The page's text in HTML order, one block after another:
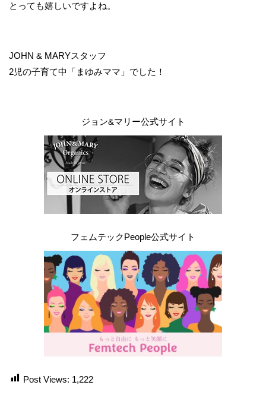
とっても嬉しいですよね。
JOHN & MARYスタッフ
2児の子育て中「まゆみママ」でした！
ジョン&マリー公式サイト
フェムテックPeople公式サイト
Post Views: 1,222